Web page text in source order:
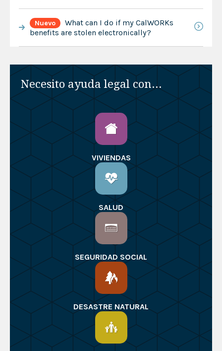
Nuevo
What can I do if my CalWORKs
benefits are stolen electronically?
Necesito ayuda legal con...
VIVIENDAS
SALUD
SEGURIDAD SOCIAL
DESASTRE NATURAL